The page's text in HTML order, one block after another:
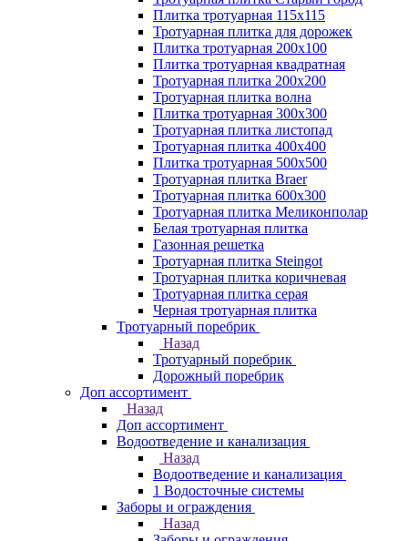
Плитка тротуарная 115x115
Тротуарная плитка для дорожек
Плитка тротуарная 200х100
Плитка тротуарная квадратная
Тротуарная плитка 200х200
Тротуарная плитка волна
Плитка тротуарная 300х300
Тротуарная плитка листопад
Тротуарная плитка 400х400
Плитка тротуарная 500x500
Тротуарная плитка Braer
Тротуарная плитка 600х300
Тротуарная плитка Меликонполар
Белая тротуарная плитка
Газонная решетка
Тротуарная плитка Steingot
Тротуарная плитка коричневая
Тротуарная плитка серая
Черная тротуарная плитка
Тротуарный поребрик
Назад
Тротуарный поребрик
Дорожный поребрик
Доп ассортимент
Назад
Доп ассортимент
Водоотведение и канализация
Назад
Водоотведение и канализация
1 Водосточные системы
Заборы и ограждения
Назад